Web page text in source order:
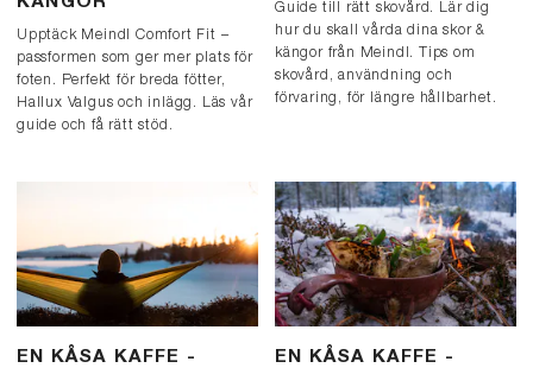
Upptäck Meindl Comfort Fit –
passformen som ger mer plats för
foten. Perfekt för breda fötter,
Hallux Valgus och inlägg. Läs vår
guide och få rätt stöd.
Guide till rätt skovård. Lär dig
hur du skall vårda dina skor &
kängor från Meindl. Tips om
skovård, användning och
förvaring, för längre hållbarhet.
EN KÅSA KAFFE -
EN KÅSA KAFFE -